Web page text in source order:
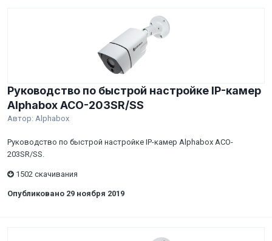
Руководство по быстрой настройке IP-камер
Alphabox ACO-203SR/SS
Автор: Alphabox
Руководство по быстрой настройке IP-камер Alphabox ACO-
203SR/SS.
1502 скачивания
Опубликовано 29 ноября 2019